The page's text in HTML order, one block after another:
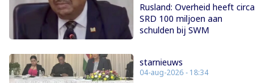
Rusland: Overheid heeft circa
SRD 100 miljoen aan
schulden bij SWM
starnieuws
04-aug-2026 - 18:34